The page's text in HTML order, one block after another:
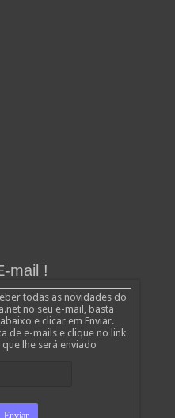
mail !
todas as novidades do
no seu e-mail, basta
e clicar em Enviar.
de e-mails e clique no link
lhe será enviado